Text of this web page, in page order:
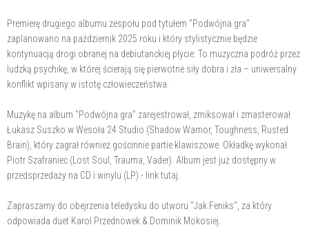
Premierę drugiego albumu zespołu pod tytułem "Podwójna gra"
zaplanowano na październik 2025 roku i który stylistycznie będzie
kontynuacją drogi obranej na debiutanckiej płycie. To muzyczna podróż przez
ludzką psychikę, w której ścierają się pierwotne siły dobra i zła – uniwersalny
konflikt wpisany w istotę człowieczeństwa.
Muzykę na album "Podwójna gra" zarejestrował, zmiksował i zmasterował
Łukasz Suszko w Wesoła 24 Studio (Shadow Warrior, Toughness, Rusted
Brain), który zagrał również gościnnie partie klawiszowe. Okładkę wykonał
Piotr Szafraniec (Lost Soul, Trauma, Vader). Album jest już dostępny w
przedsprzedaży na CD i winylu (LP) - link tutaj.
Zapraszamy do obejrzenia teledysku do utworu "Jak Feniks", za który
odpowiada duet Karol Przednowek & Dominik Mokosiej.